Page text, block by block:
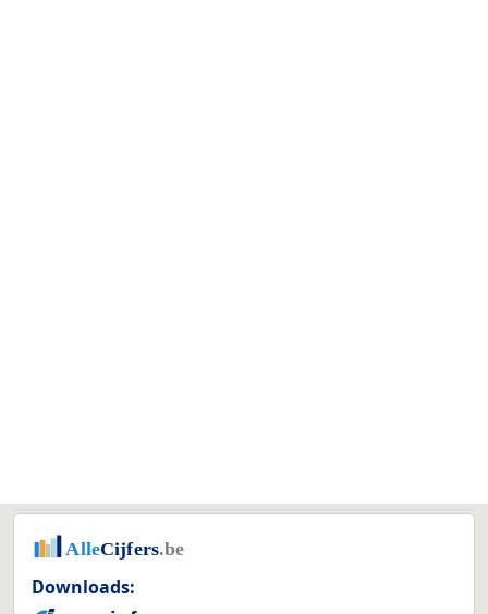
Downloads: